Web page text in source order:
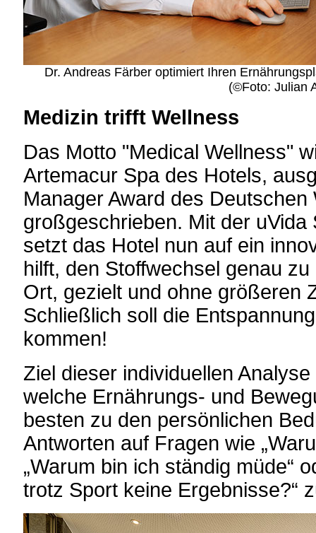
Dr. Andreas Färber optimiert Ihren
(©Foto: Julian
Medizin trifft Wellness
Das Motto "Medical Wellness"
Artemacur Spa des Hotels,
Manager Award des Deutschen
großgeschrieben. Mit der uVida
setzt das Hotel nun auf ein
hilft, den Stoffwechsel genau
Ort, gezielt und ohne größeren
Schließlich soll die
kommen!
Ziel dieser individuellen
welche Ernährungs- und
besten zu den persönlichen
Antworten auf Fragen wie
„Warum bin ich ständig müde“
trotz Sport keine Ergebnisse?“